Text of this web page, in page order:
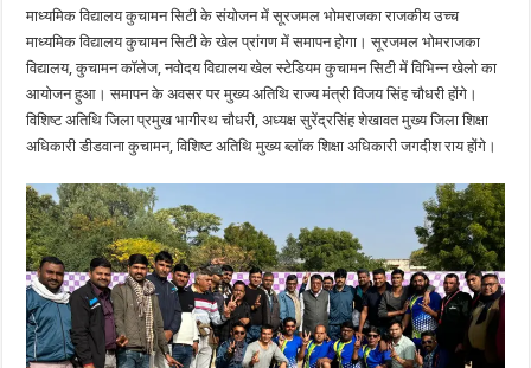
माध्यमिक विद्यालय कुचामन सिटी के संयोजन में सूरजमल भोमराजका राजकीय उच्च
माध्यमिक विद्यालय कुचामन सिटी के खेल प्रांगण में समापन होगा। सूरजमल भोमराजका
विद्यालय, कुचामन कॉलेज, नवोदय विद्यालय खेल स्टेडियम कुचामन सिटी में विभिन्न खेलो का
आयोजन हुआ। समापन के अवसर पर मुख्य अतिथि राज्य मंत्री विजय सिंह चौधरी होंगे।
विशिष्ट अतिथि जिला प्रमुख भागीरथ चौधरी, अध्यक्ष सुरेंद्रसिंह शेखावत मुख्य जिला शिक्षा
अधिकारी डीडवाना कुचामन, विशिष्ट अतिथि मुख्य ब्लॉक शिक्षा अधिकारी जगदीश राय होंगे।